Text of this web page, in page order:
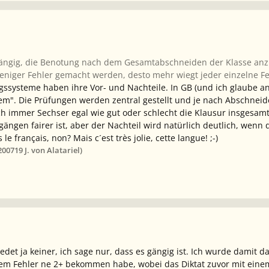
die Benotung nach dem Gesamtabschneiden der Klasse
Fehler gemacht werden, desto mehr wiegt jeder einzelne
haben ihre Vor- und Nachteile. In GB (und ich glaube
Die Prüfungen werden zentral gestellt und je nach
immer Sechser egal wie gut oder schlecht die Klausur
fairer ist, aber der Nachteil wird natürlich deutlich, wenn
le français, non? Mais c´est très jolie, cette langue! ;-)
19 J. von Alatariel)
ja keiner, ich sage nur, dass es gängig ist. Ich wurde damit
Fehler ne 2+ bekommen habe, wobei das Diktat zuvor mit